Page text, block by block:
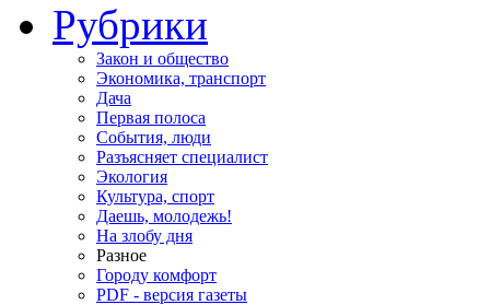
Рубрики
Закон и общество
Экономика, транспорт
Дача
Первая полоса
События, люди
Разъясняет специалист
Экология
Культура, спорт
Даешь, молодежь!
На злобу дня
Разное
Городу комфорт
PDF - версия газеты